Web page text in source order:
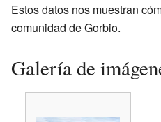
Estos datos nos muestran
comunidad de Gorbio.
Galería de